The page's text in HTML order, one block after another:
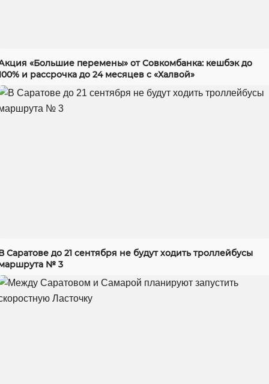
«Большие перемены» от Совкомбанка: кешбэк до
и рассрочка до 24 месяцев с «Халвой»
Саратове до 21 сентября не будут ходить троллейбусы
№ 3